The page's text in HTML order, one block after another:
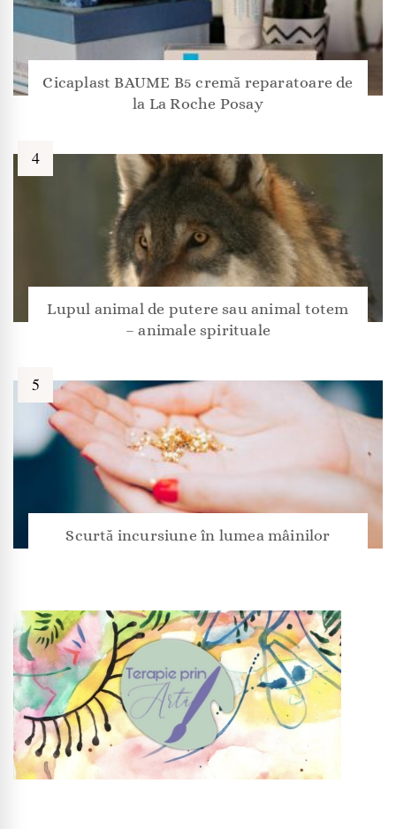
Cicaplast BAUME B5 cremă reparatoare de
la La Roche Posay
Lupul animal de putere sau animal totem
– animale spirituale
Scurtă incursiune în lumea mâinilor